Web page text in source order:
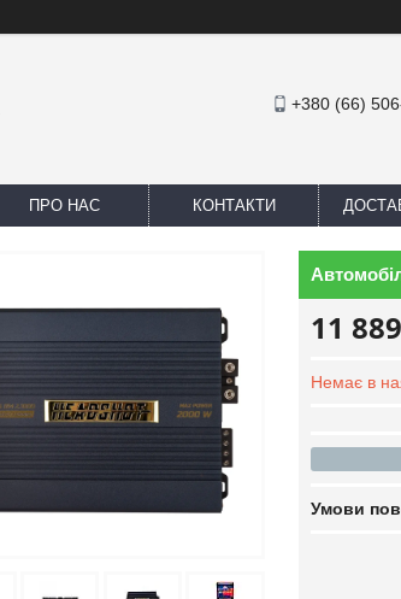
+380 (66)
ПРО НАС КОНТАКТИ
11
Немає в